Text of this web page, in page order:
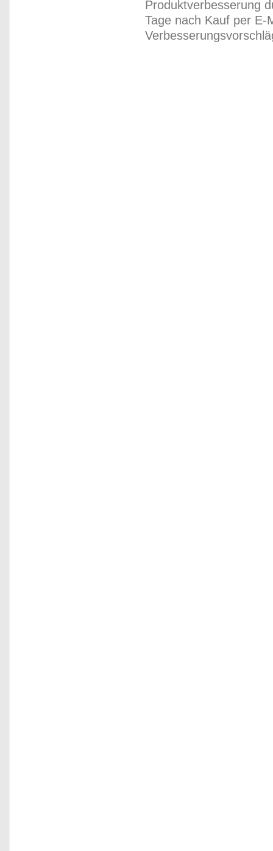
Produktverbesserung
Tage nach Kauf per E-